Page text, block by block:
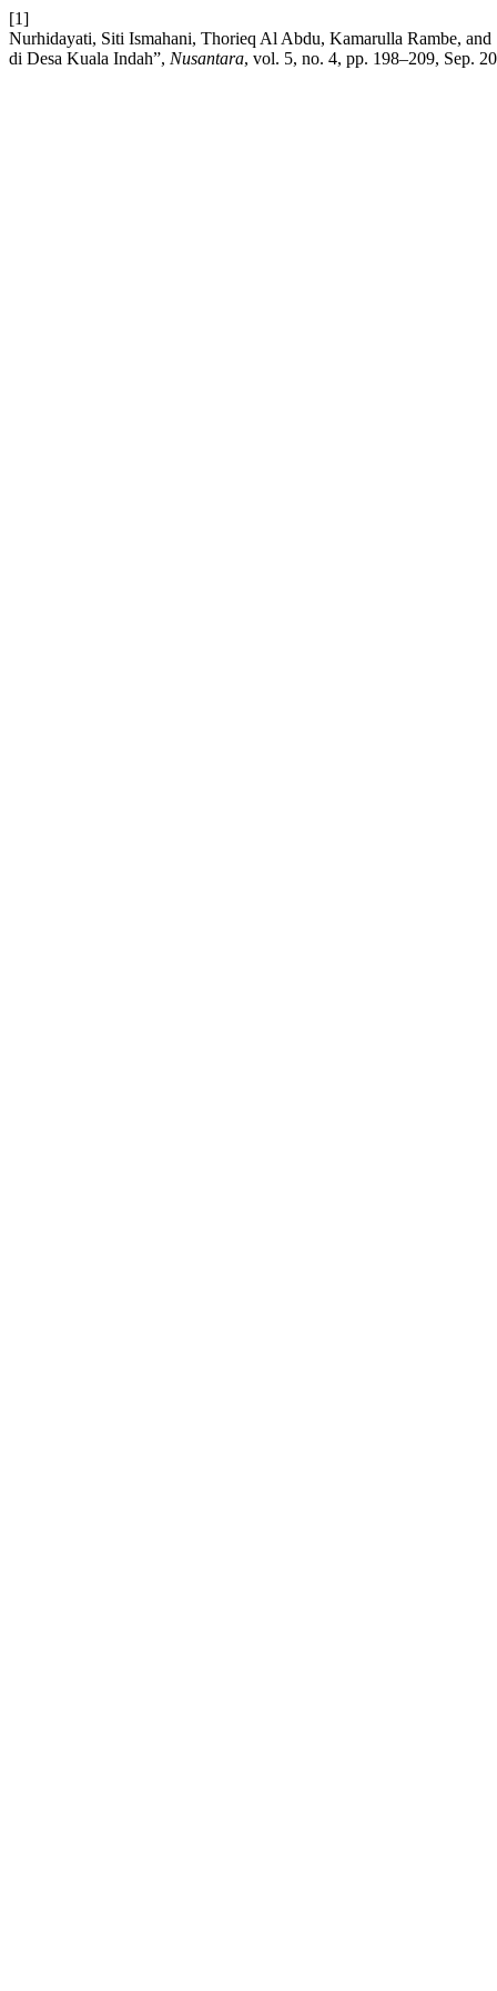
[1]
Nurhidayati, Siti Ismahani, Thorieq Al Abdu, Kamarulla Rambe,
di Desa Kuala Indah”, Nusantara, vol. 5, no. 4, pp. 198–209, Sep.